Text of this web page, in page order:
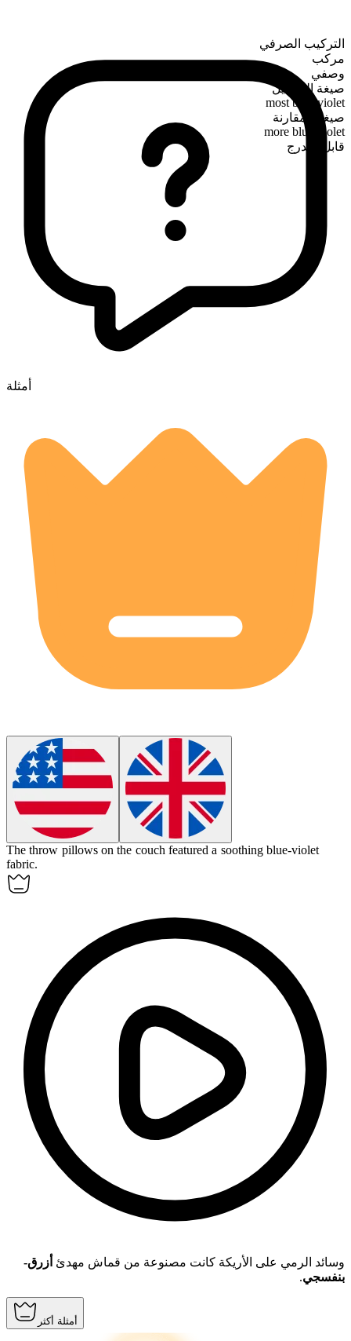
التركيب الصرفي
مركب
وصفي
صيغة التفضيل
most blue-violet
صيغة المقارنة
more blue-violet
قابل للتدرج
أمثلة
The throw pillows on the couch featured a soothing blue-violet
fabric.
وسائد الرمي على الأريكة كانت مصنوعة من قماش مهدئ أزرق-
بنفسجي.
أمثلة أكثر